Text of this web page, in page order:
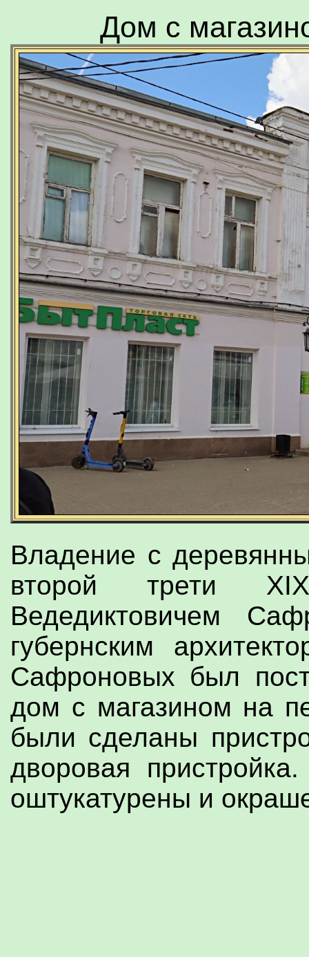
Дом с
Владение с
второй трети
Ведедиктовичем
губернским
Сафроновых был
дом с магазином на
были сделаны
дворовая
оштукатурены и